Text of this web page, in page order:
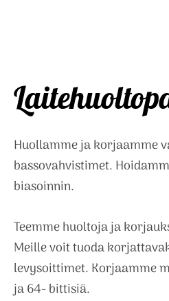
Huollamme ja korjaamme
bassovahvistimet.
biasoinnin.
Teemme huoltoja ja
Meille voit tuoda
levysoittimet. Korjaamme
ja 64- bittisiä.